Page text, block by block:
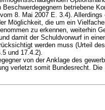
betriebene
8. Mai 2007 E. 3.4).
Möglichkeit, die um ein
zu erkennen, weiterhin
damit der Schuldvorwurf in
werden muss (Urteil
und 17.4.2).
von der Anklage des
verletzt somit Bundesrecht.